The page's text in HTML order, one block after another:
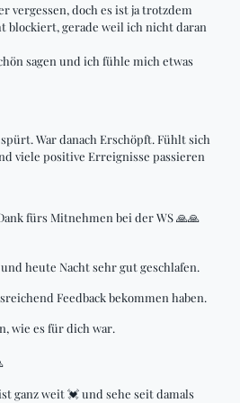
vergessen, doch es ist ja trotzdem
blockiert, gerade weil ich nicht daran
sagen und ich fühle mich etwas
War danach Erschöpft. Fühlt sich
viele positive Erreignisse passieren
fürs Mitnehmen bei der WS 🙏🙏
heute Nacht sehr gut geschlafen.
Feedback bekommen haben.
wie es für dich war.
ganz weit 💓 und sehe seit damals